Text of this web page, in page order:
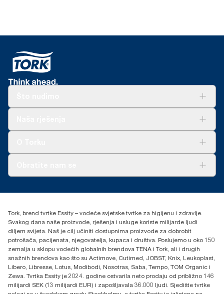
+385 913 900 004
H-1021 Budapest
Budakeszi út 51.
Tork, brend tvrtke Essity – vodeće svjetske tvrtke za higijenu i zdravlje.
Svakog dana naše proizvode, rješenja i usluge koriste milijarde ljudi
diljem svijeta. Naš je cilj učiniti dostupnima proizvode za dobrobit
potrošača, pacijenata, njegovatelja, kupaca i društva. Poslujemo u oko 150
zemalja u sklopu vodećih globalnih brendova TENA i Tork, ali i drugih
snažnih brendova kao što su Actimove, Cutimed, JOBST, Knix, Leukoplast,
Libero, Libresse, Lotus, Modibodi, Nosotras, Saba, Tempo, TOM Organic i
Zewa. Tvrtka Essity je 2024. godine ostvarila neto prodaju od približno 146
milijardi SEK (13 milijardi EUR) i zapošljavala 36.000 ljudi. Sjedište tvrtke